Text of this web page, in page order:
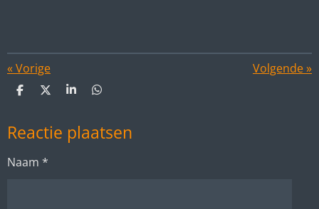
« Vorige Volgende»
D
e
n
D
l
S
r
e
D
e
n
Reactie plaatsen
Naam *